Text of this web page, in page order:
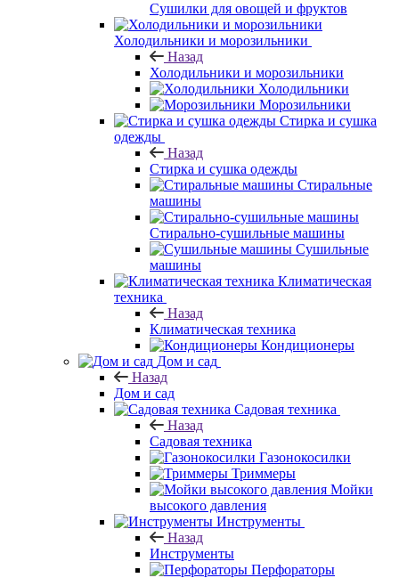
Сушилки для овощей и фруктов
Холодильники и морозильники
Назад
Холодильники и морозильники
Холодильники
Морозильники
Стирка и сушка
одежды
Назад
Стирка и сушка одежды
Стиральные
машины
Стирально-сушильные машины
Сушильные
машины
Климатическая
техника
Назад
Климатическая техника
Кондиционеры
Дом и сад
Назад
Дом и сад
Садовая техника
Назад
Садовая техника
Газонокосилки
Триммеры
Мойки
высокого давления
Инструменты
Назад
Инструменты
Перфораторы